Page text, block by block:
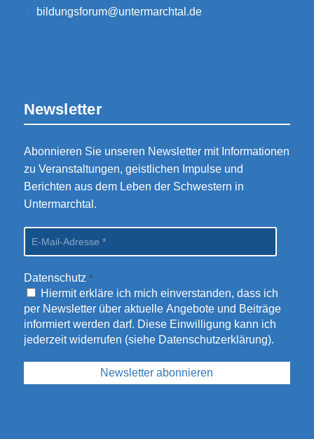
bildungsforum@untermarchtal.de
Newsletter
Abonnieren Sie unseren Newsletter mit Informationen
zu Veranstaltungen, geistlichen Impulse und
Berichten aus dem Leben der Schwestern in
Untermarchtal.
Datenschutz *
Hiermit erkläre ich mich einverstanden, dass ich
per Newsletter über aktuelle Angebote und Beiträge
informiert werden darf. Diese Einwilligung kann ich
jederzeit widerrufen (siehe Datenschutzerklärung).